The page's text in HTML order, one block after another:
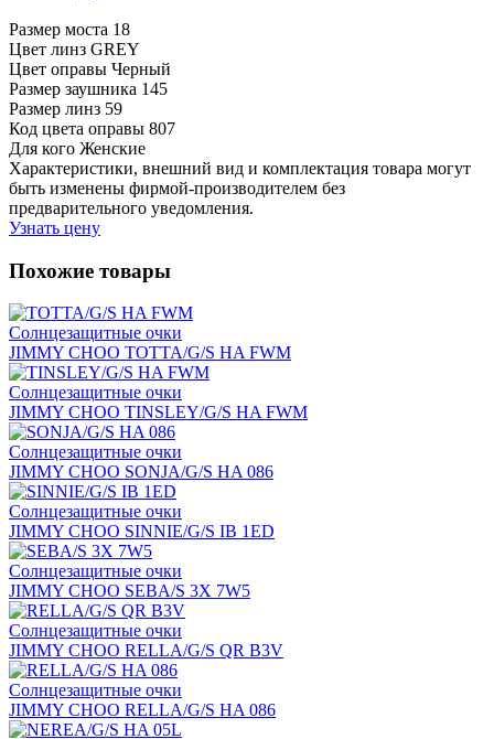
Размер моста 18
Цвет линз GREY
Цвет оправы Черный
Размер заушника 145
Размер линз 59
Код цвета оправы 807
Для кого Женские
Характеристики, внешний вид и комплектация товара могут
быть изменены фирмой-производителем без
предварительного уведомления.
Узнать цену
Похожие товары
Солнцезащитные очки
JIMMY CHOO TOTTA/G/S HA FWM
Солнцезащитные очки
JIMMY CHOO TINSLEY/G/S HA FWM
Солнцезащитные очки
JIMMY CHOO SONJA/G/S HA 086
Солнцезащитные очки
JIMMY CHOO SINNIE/G/S IB 1ED
Солнцезащитные очки
JIMMY CHOO SEBA/S 3X 7W5
Солнцезащитные очки
JIMMY CHOO RELLA/G/S QR B3V
Солнцезащитные очки
JIMMY CHOO RELLA/G/S HA 086